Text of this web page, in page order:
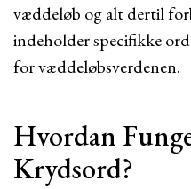
væddeløb og alt dertil
indeholder specifikke
for væddeløbsverdenen.
Hvordan
Krydsord?